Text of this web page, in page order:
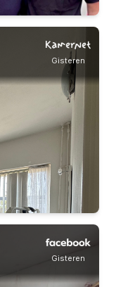
Studenten
Gisteren
Gisteren